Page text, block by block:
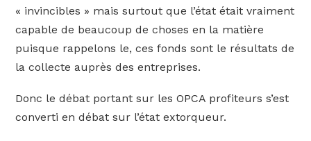
« invincibles » mais surtout que l’état était vraiment
capable de beaucoup de choses en la matière
puisque rappelons le, ces fonds sont le résultats de
la collecte auprès des entreprises.
Donc le débat portant sur les OPCA profiteurs s’est
converti en débat sur l’état extorqueur.